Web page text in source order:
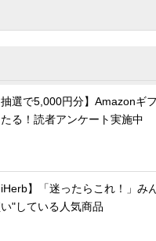
抽選で5,000円分】Amazonギ
る！読者アンケート実施中
iHerb】「迷ったらこれ！」み
"している人気商品